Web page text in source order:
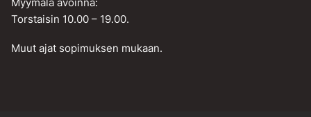
Torstaisin 10.00 – 19.00.
Muut ajat sopimuksen mukaan.